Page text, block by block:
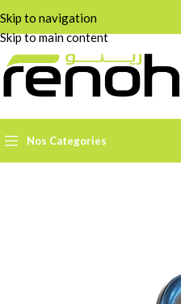
Skip to navigation
Skip to main content
Nos Categories